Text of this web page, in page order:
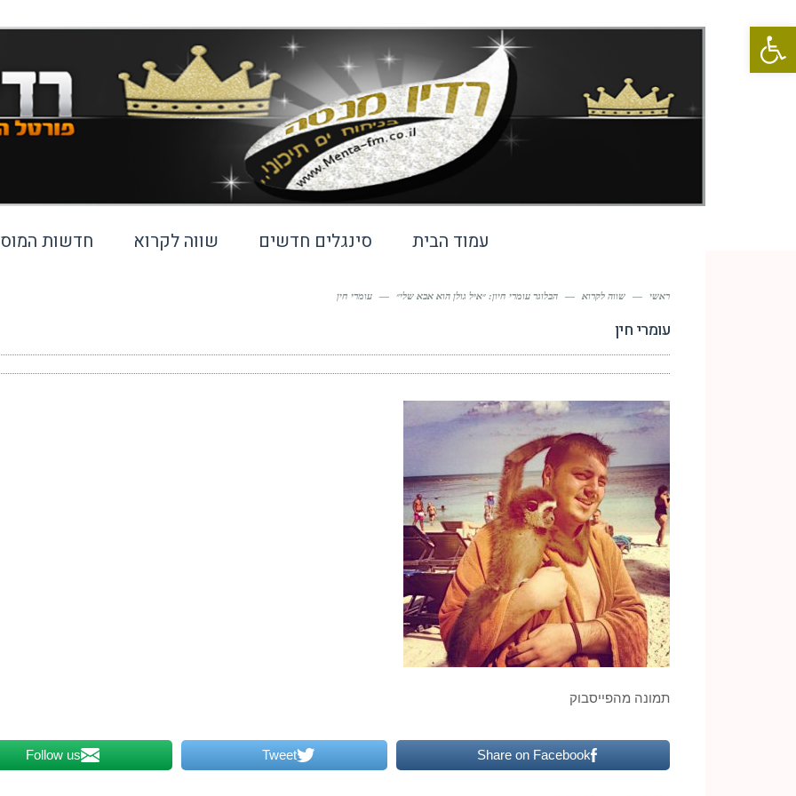
פתח סרגל נגישות
עמוד הבית סינגלים חדשים שווה לקרוא חדשות
ראשי — שווה לקרוא — הבלוגר עומרי חיון: ״איל גולן הוא אבא שלי״ — עומרי חין
עומרי חין
תמונה מהפייסבוק
Share on Facebook
Tweet
Follow us